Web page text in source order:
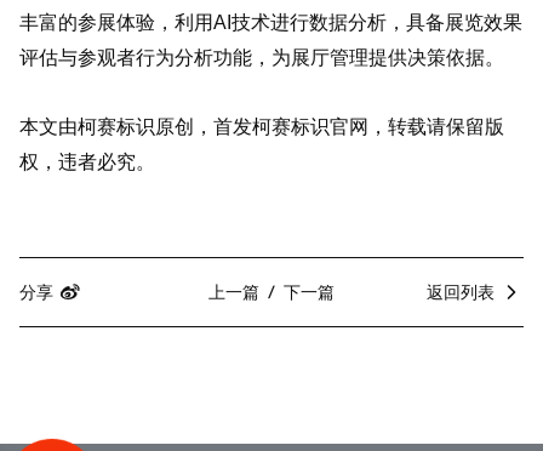
丰富的参展体验，利用AI技术进行数据分析，具备展览效果
评估与参观者行为分析功能，为展厅管理提供决策依据。
本文由柯赛标识原创，首发柯赛标识官网，转载请保留版
权，违者必究。
分享 上一篇 下一篇 返回列表